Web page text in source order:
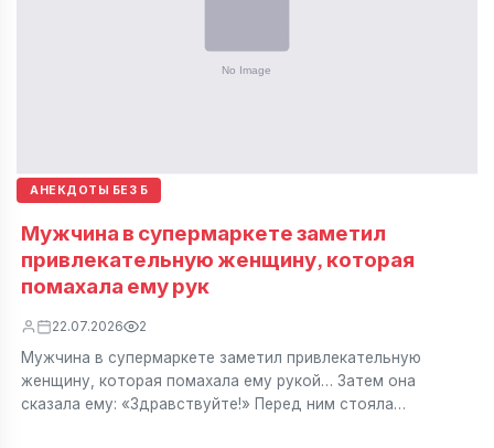
АНЕКДОТЫ БЕЗ Б
Мужчина в супермаркете заметил
привлекательную женщину, которая
помахала ему рук
22.07.2026 2
Мужчина в супермаркете заметил привлекательную
женщину, которая помахала ему рукой… Затем она
сказала ему: «Здравствуйте!» Перед ним стояла…